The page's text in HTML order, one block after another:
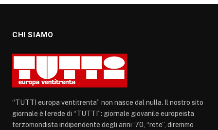
CHI SIAMO
“TUTTI europa ventitrenta” non nasce dal nulla. Il nostro sito
giornale è l’erede di “TUTTI”: giornale giovanile europeista
terzomondista indipendente degli anni ‘70, “rete”, diremmo